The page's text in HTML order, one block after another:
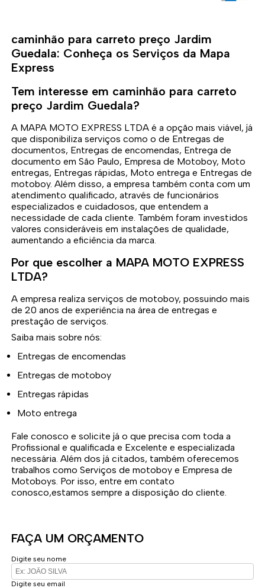
caminhão para carreto preço Jardim
Guedala: Conheça os Serviços da Mapa
Express
Tem interesse em caminhão para carreto
preço Jardim Guedala?
A MAPA MOTO EXPRESS LTDA é a opção mais viável, já
que disponibiliza serviços como o de Entregas de
documentos, Entregas de encomendas, Entrega de
documento em São Paulo, Empresa de Motoboy, Moto
entregas, Entregas rápidas, Moto entrega e Entregas de
motoboy. Além disso, a empresa também conta com um
atendimento qualificado, através de funcionários
especializados e cuidadosos, que entendem a
necessidade de cada cliente. Também foram investidos
valores consideráveis em instalações de qualidade,
aumentando a eficiência da marca.
Por que escolher a MAPA MOTO EXPRESS
LTDA?
A empresa realiza serviços de motoboy, possuindo mais
de 20 anos de experiência na área de entregas e
prestação de serviços.
Saiba mais sobre nós:
Entregas de encomendas
Entregas de motoboy
Entregas rápidas
Moto entrega
Fale conosco e solicite já o que precisa com toda a
Profissional e qualificada e Excelente e especializada
necessária. Além dos já citados, também oferecemos
trabalhos como Serviços de motoboy e Empresa de
Motoboys. Por isso, entre em contato
conosco,estamos sempre a disposição do cliente.
FAÇA UM ORÇAMENTO
Digite seu nome
Digite seu email